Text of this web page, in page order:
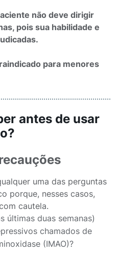
não deve dirigir
pois sua habilidade e
para menores
antes de usar
uma das perguntas
porque, nesses casos,
cautela.
últimas duas semanas)
chamados de
(IMAO)?